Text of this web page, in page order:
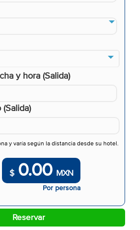
y hora (Salida)
y varía según la distancia desde su hotel.
$ 0.00 MXN
Por persona
Reservar